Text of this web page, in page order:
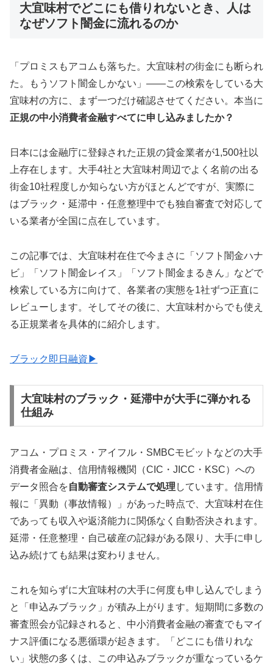
大宜味村でどこにも借りれないとき、人は
なぜソフト闇金に流れるのか
「プロミスもアコムも落ちた。大宜味村の街金にも断られ
た。もうソフト闇金しかない」——この検索をしている大
宜味村の方に、まず一つだけ確認させてください。本当に
正規の中小消費者金融すべてに申し込みましたか？
日本には金融庁に登録された正規の貸金業者が1,500社以
上存在します。大手4社と大宜味村周辺でよく名前の出る
街金10社程度しか知らない方がほとんどですが、実際に
はブラック・延滞中・任意整理中でも独自審査で対応して
いる業者が全国に点在しています。
この記事では、大宜味村在住で今まさに「ソフト闇金ハナ
ビ」「ソフト闇金レイス」「ソフト闇金まるきん」などで
検索している方に向けて、各業者の実態を1社ずつ正直に
レビューします。そしてその後に、大宜味村からでも使え
る正規業者を具体的に紹介します。
ブラック即日融資▶
大宜味村のブラック・延滞中が大手に弾かれる
仕組み
アコム・プロミス・アイフル・SMBCモビットなどの大手
消費者金融は、信用情報機関（CIC・JICC・KSC）への
データ照合を自動審査システムで処理 しています。信用情
報に「異動（事故情報）」があった時点で、大宜味村在住
であっても収入や返済能力に関係なく自動否決されます。
延滞・任意整理・自己破産の記録がある限り、大手に申し
込み続けても結果は変わりません。
これを知らずに大宜味村の大手に何度も申し込んでしまう
と「申込みブラック」が積み上がります。短期間に多数の
審査照会が記録されると、中小消費者金融の審査でもマイ
ナス評価になる悪循環が起きます。「どこにも借りれな
い」状態の多くは、この申込みブラックが重なっているケ